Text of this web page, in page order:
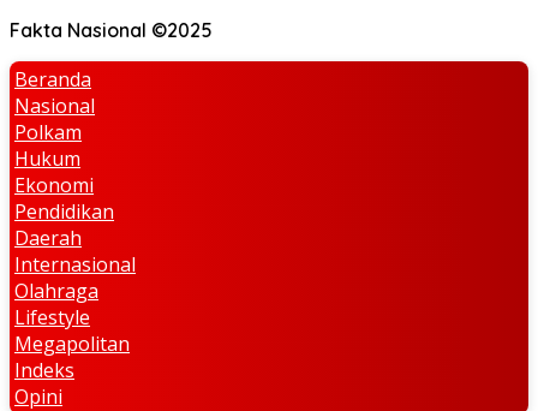
Fakta Nasional ©2025
Beranda
Nasional
Polkam
Hukum
Ekonomi
Pendidikan
Daerah
Internasional
Olahraga
Lifestyle
Megapolitan
Indeks
Opini